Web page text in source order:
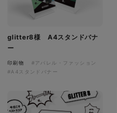
glitter8様 A4スタンドバナ
ー
印刷物
#アパレル・ファッション
#A4スタンドバナー